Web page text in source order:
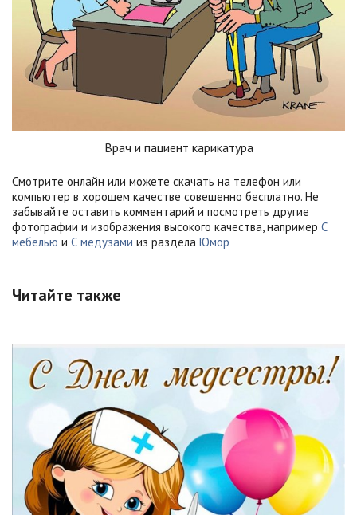
Врач и пациент карикатура
Смотрите онлайн или можете скачать на телефон или
компьютер в хорошем качестве совешенно бесплатно. Не
забывайте оставить комментарий и посмотреть другие
фотографии и изображения высокого качества, например С
мебелью и С медузами из раздела Юмор
Читайте также